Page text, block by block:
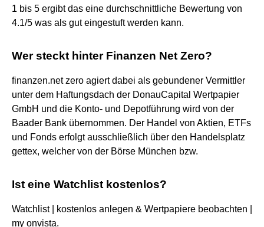
1 bis 5 ergibt das eine durchschnittliche Bewertung von
4.1/5 was als gut eingestuft werden kann.
Wer steckt hinter Finanzen Net Zero?
finanzen.net zero agiert dabei als gebundener Vermittler
unter dem Haftungsdach der DonauCapital Wertpapier
GmbH und die Konto- und Depotführung wird von der
Baader Bank übernommen. Der Handel von Aktien, ETFs
und Fonds erfolgt ausschließlich über den Handelsplatz
gettex, welcher von der Börse München bzw.
Ist eine Watchlist kostenlos?
Watchlist | kostenlos anlegen & Wertpapiere beobachten |
my onvista.